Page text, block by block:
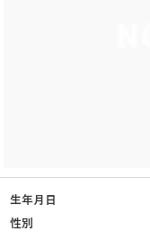
生年月日
性別